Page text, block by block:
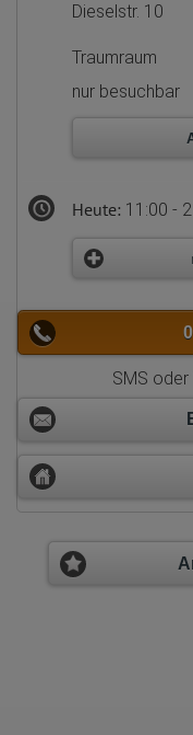
Dieselstr. 10
Traumraum
nur besuchbar
Heute: 11:00 -
SMS